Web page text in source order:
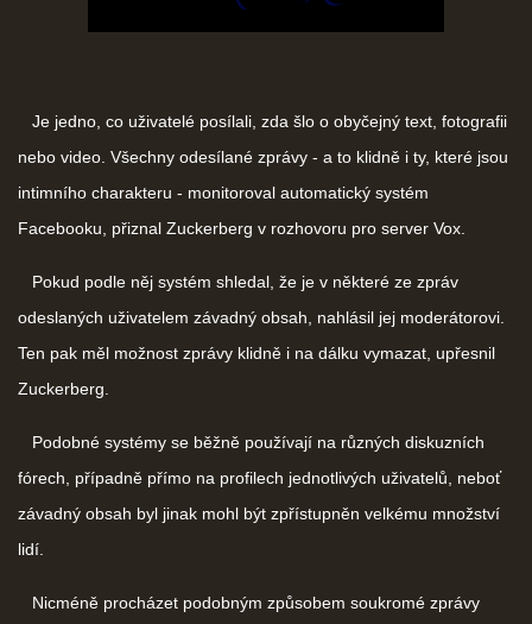
Je jedno, co uživatelé posílali, zda šlo o obyčejný text, fotografii
nebo video. Všechny odesílané zprávy - a to klidně i ty, které jsou
intimního charakteru - monitoroval automatický systém
Facebooku, přiznal Zuckerberg v rozhovoru pro server Vox.
Pokud podle něj systém shledal, že je v některé ze zpráv
odeslaných uživatelem závadný obsah, nahlásil jej moderátorovi.
Ten pak měl možnost zprávy klidně i na dálku vymazat, upřesnil
Zuckerberg.
Podobné systémy se běžně používají na různých diskuzních
fórech, případně přímo na profilech jednotlivých uživatelů, neboť
závadný obsah byl jinak mohl být zpřístupněn velkému množství
lidí.
Nicméně procházet podobným způsobem soukromé zprávy